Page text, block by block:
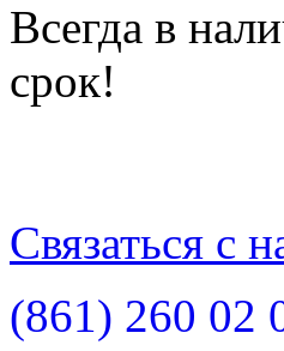
Всегда в
срок!
Связаться с
(861) 260 02